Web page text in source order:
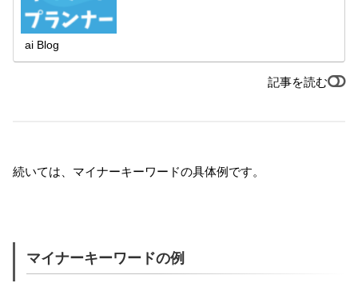
ai Blog
記事を読む
続いては、マイナーキーワードの具体例です。
マイナーキーワードの例